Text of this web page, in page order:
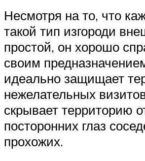
Несмотря на то, что
такой тип изгороди
простой, он хорошо
своим
идеально защищает
нежелательных
скрывает территорию
посторонних глаз
прохожих.